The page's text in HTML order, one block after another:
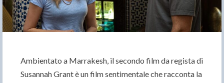
Ambientato a Marrakesh, il secondo film da regista di
Susannah Grant è un film sentimentale che racconta la